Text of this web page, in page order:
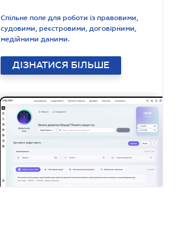
Спільне поле для роботи із правовими,
судовими, реєстровими, договірними,
медійними даними.
ДІЗНАТИСЯ БІЛЬШЕ